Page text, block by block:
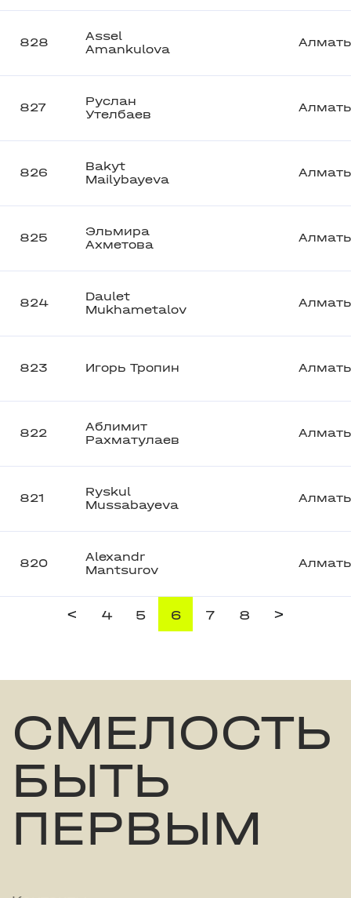
828
Assel
Amankulova
827
Руслан
Утелбаев
826
Bakyt
Mailybayeva
825
Эльмира
Ахметова
824
Daulet
Mukhametalov
823 Игорь Тропин
822
Аблимит
Рахматулаев
821
Ryskul
Mussabayeva
820
Alexandr
Mantsurov
< 4 5 6 7 8 >
СМЕЛОСТЬ
БЫТЬ
ПЕРВЫМ